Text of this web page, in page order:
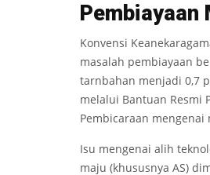
Pembiayaan
Konvensi
masalah pembiayaan
tarnbahan menjadi 0,7
melalui Bantuan Resmi
Pembicaraan
Isu mengenai alih
maju (khususnya AS)